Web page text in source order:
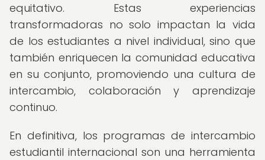
equitativo. Estas experiencias
transformadoras no solo impactan la vida
de los estudiantes a nivel individual, sino que
también enriquecen la comunidad educativa
en su conjunto, promoviendo una cultura de
intercambio, colaboración y aprendizaje
continuo.
En definitiva, los programas de intercambio
estudiantil internacional son una herramienta